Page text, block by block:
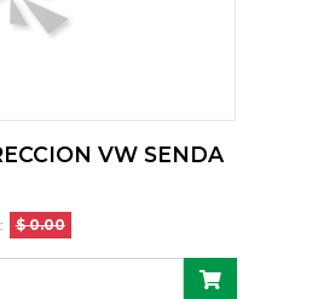
VW SENDA
$ 0.00